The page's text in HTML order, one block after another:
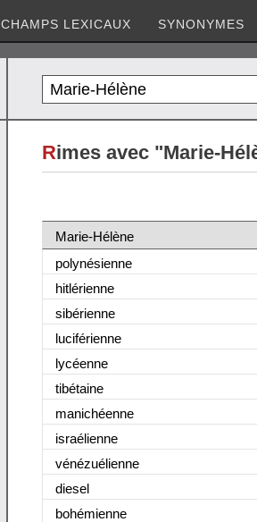
CHAMPS LEXICAUX SYNONYMES
Rimes avec "Marie-
Marie-Hélène
polynésienne
hitlérienne
sibérienne
luciférienne
lycéenne
tibétaine
manichéenne
israélienne
vénézuélienne
diesel
bohémienne